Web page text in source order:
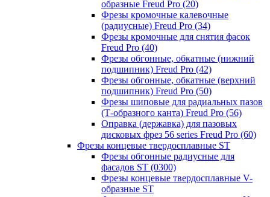
образные Freud Pro (20)
Фрезы кромочные калевочные
(радиусные) Freud Pro (34)
Фрезы кромочные для снятия фасок
Freud Pro (40)
Фрезы обгонные, обкатные (нижний
подшипник) Freud Pro (42)
Фрезы обгонные, обкатные (верхний
подшипник) Freud Pro (50)
Фрезы шиповые для радиальных пазов
(Т-образного канта) Freud Pro (56)
Оправка (державка) для пазовых
дисковых фрез 56 series Freud Pro (60)
Фрезы концевые твердосплавные ST
Фрезы обгонные радиусные для
фасадов ST (0300)
Фрезы концевые твердосплавные V-
образные ST